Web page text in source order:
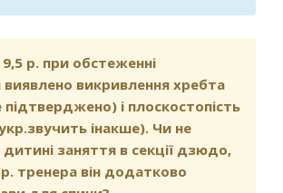
призначається
р. при обстеженні
викривлення хребта
підтверджено) і плоскостопість
інакше). Чи не
заняття в секції дзюдо,
тренера він додатково